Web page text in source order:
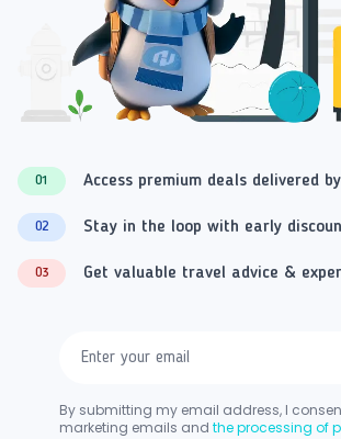
01 Access premium deals delivered
02 Stay in the loop with early
03 Get valuable travel advice &
By submitting my email address, I
marketing emails and the processing of